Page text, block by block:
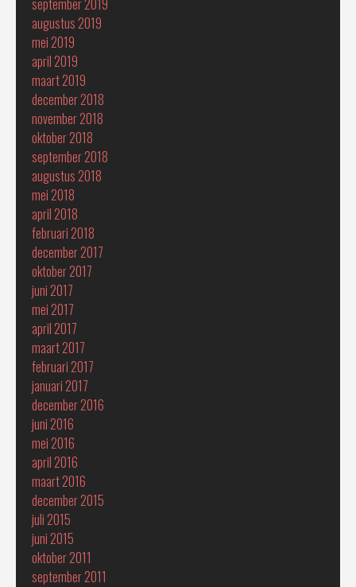
september 2019
augustus 2019
mei 2019
april 2019
maart 2019
december 2018
november 2018
oktober 2018
september 2018
augustus 2018
mei 2018
april 2018
februari 2018
december 2017
oktober 2017
juni 2017
mei 2017
april 2017
maart 2017
februari 2017
januari 2017
december 2016
juni 2016
mei 2016
april 2016
maart 2016
december 2015
juli 2015
juni 2015
oktober 2011
september 2011